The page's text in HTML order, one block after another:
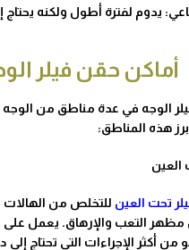
يدوم لفترة أطول ولكنه
أماكن حقن فيلر
الوجه في عدة مناطق من
هذه المناطق:
تحت العين للتخلص من الهالات
مظهر التعب والإرهاق. يعمل
من أكثر الإجراءات التي تحتاج إلى